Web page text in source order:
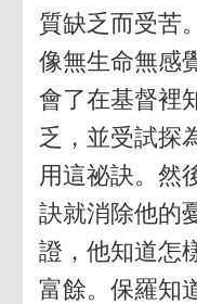
質缺乏而受苦
像無生命無感
會了在基督裡
乏，並受試探
用這祕訣。然
訣就消除他的
證，他知道怎
富餘。保羅知